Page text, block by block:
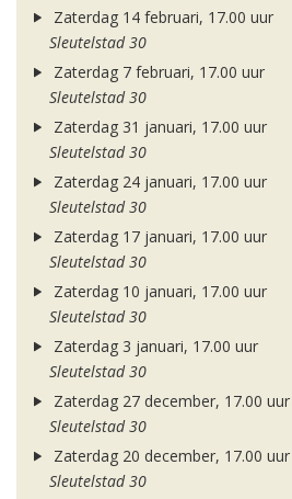
Zaterdag 14 februari, 17.00 uur
Sleutelstad 30
Zaterdag 7 februari, 17.00 uur
Sleutelstad 30
Zaterdag 31 januari, 17.00 uur
Sleutelstad 30
Zaterdag 24 januari, 17.00 uur
Sleutelstad 30
Zaterdag 17 januari, 17.00 uur
Sleutelstad 30
Zaterdag 10 januari, 17.00 uur
Sleutelstad 30
Zaterdag 3 januari, 17.00 uur
Sleutelstad 30
Zaterdag 27 december, 17.00 uur
Sleutelstad 30
Zaterdag 20 december, 17.00 uur
Sleutelstad 30